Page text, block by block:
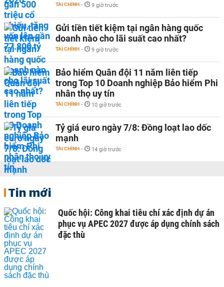
TÀI CHÍNH - 9 giờ trước
Gửi tiền tiết kiệm tại ngân hàng quốc
doanh nào cho lãi suất cao nhất?
TÀI CHÍNH - 9 giờ trước
Bảo hiểm Quân đội 11 năm liên tiếp
trong Top 10 Doanh nghiệp Bảo hiểm Phi
nhân thọ uy tín
TÀI CHÍNH - 10 giờ trước
Tỷ giá euro ngày 7/8: Đồng loạt lao dốc
mạnh
TÀI CHÍNH - 14 giờ trước
Tin mới
Quốc hội: Công khai tiêu chí xác định dự án
phục vụ APEC 2027 được áp dụng chính sách
đặc thù